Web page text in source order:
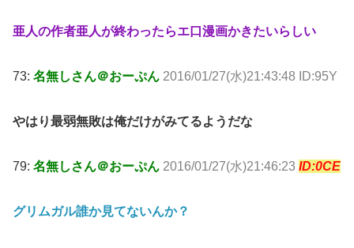
亜人の作者亜人が終わったらエ口漫画かきたいらしい
73: 名無しさん＠おーぷん 2016/01/27(水)21:43:48 ID:95Y
やはり最弱無敗は俺だけがみてるようだな
79: 名無しさん＠おーぷん 2016/01/27(水)21:46:23 ID:0CE
グリムガル誰か見てないんか？